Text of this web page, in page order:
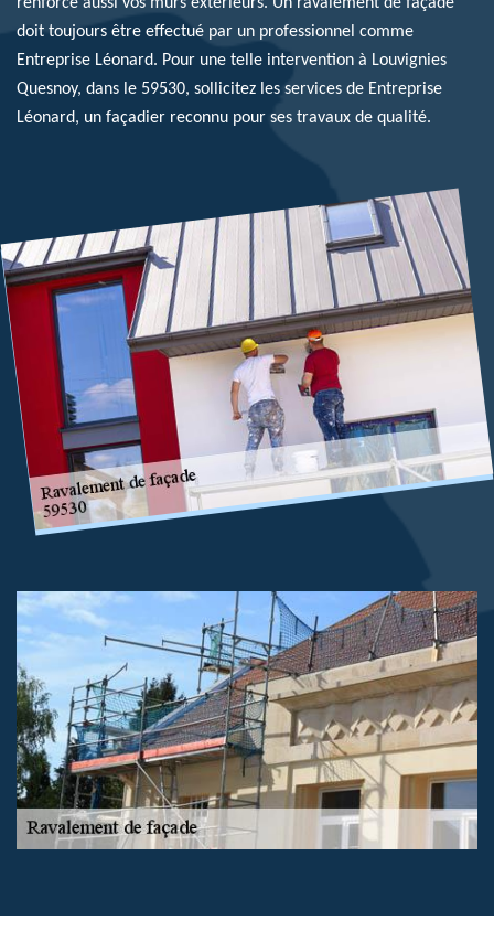
doit toujours être effectué par un professionnel comme
Entreprise Léonard. Pour une telle intervention à Louvignies
Quesnoy, dans le 59530, sollicitez les services de Entreprise
Léonard, un façadier reconnu pour ses travaux de qualité.